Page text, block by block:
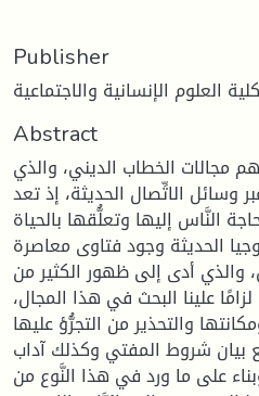
Publisher
العلوم الإنسانية والاجتماعية
Abstract
مجالات الخطاب الديني، والذي
الاتِّصال الحديثة، إذ تعد
النَّاس إليها وتعلُّقها بالحياة
الحديثة وجود فتاوى معاصرة
أدى إلى ظهور الكثير من
لزامًا علينا البحث في هذا المجال،
والتحذير من التجرُّؤ عليها
بيان شروط المفتي وكذلك آداب
على ما ورد في هذا النَّوع من